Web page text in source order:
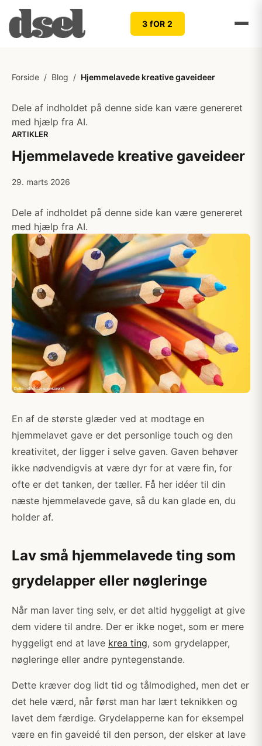
3 fOR 2
Forside / Blog / Hjemmelavede kreative gaveideer
Dele af indholdet på denne side kan være genereret
med hjælp fra AI.
ARTIKLER
Hjemmelavede kreative gaveideer
29. marts 2026
Dele af indholdet på denne side kan være genereret
med hjælp fra AI.
En af de største glæder ved at modtage en
hjemmelavet gave er det personlige touch og den
kreativitet, der ligger i selve gaven. Gaven behøver
ikke nødvendigvis at være dyr for at være fin, for
ofte er det tanken, der tæller. Få her idéer til din
næste hjemmelavede gave, så du kan glade en, du
holder af.
Lav små hjemmelavede ting som
grydelapper eller nøgleringe
Når man laver ting selv, er det altid hyggeligt at give
dem videre til andre. Der er ikke noget, som er mere
hyggeligt end at lave krea ting, som grydelapper,
nøgleringe eller andre pyntegenstande.
Dette kræver dog lidt tid og tålmodighed, men det er
det hele værd, når først man har lært teknikken og
lavet dem færdige. Grydelapperne kan for eksempel
være en fin gaveidé til den person, der elsker at lave